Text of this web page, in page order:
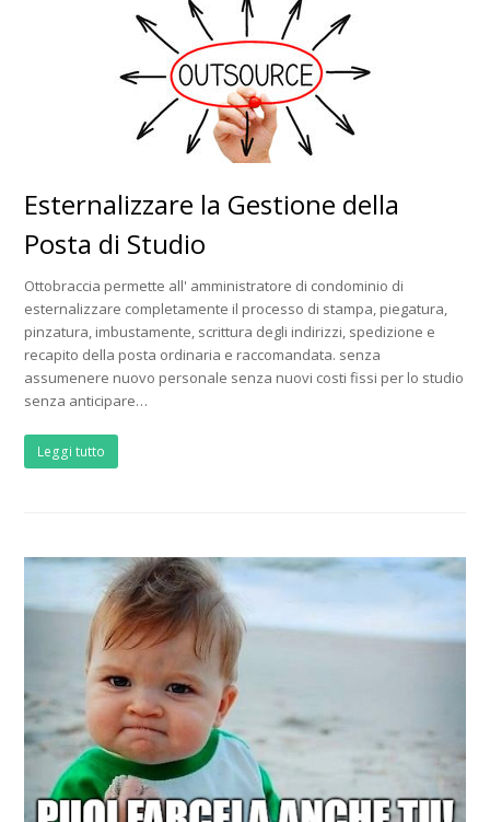
Esternalizzare la Gestione della
Posta di Studio
Ottobraccia permette all' amministratore di condominio di
esternalizzare completamente il processo di stampa, piegatura,
pinzatura, imbustamente, scrittura degli indirizzi, spedizione e
recapito della posta ordinaria e raccomandata. senza
assumenere nuovo personale senza nuovi costi fissi per lo studio
senza anticipare…
Leggi tutto